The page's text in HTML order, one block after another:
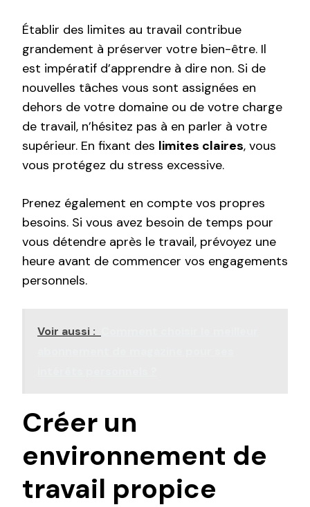
Établir des limites au travail contribue
grandement à préserver votre bien-être. Il
est impératif d’apprendre à dire non. Si de
nouvelles tâches vous sont assignées en
dehors de votre domaine ou de votre charge
de travail, n’hésitez pas à en parler à votre
supérieur. En fixant des limites claires, vous
vous protégez du stress excessive.
Prenez également en compte vos propres
besoins. Si vous avez besoin de temps pour
vous détendre après le travail, prévoyez une
heure avant de commencer vos engagements
personnels.
Voir aussi :
Créer un
environnement de
travail propice